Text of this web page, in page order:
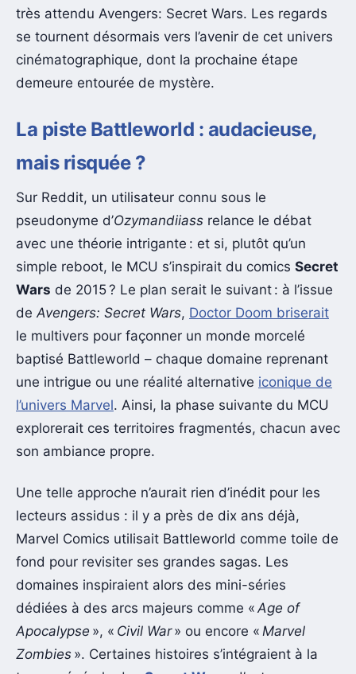
très attendu Avengers: Secret Wars. Les regards
se tournent désormais vers l’avenir de cet univers
cinématographique, dont la prochaine étape
demeure entourée de mystère.
La piste Battleworld : audacieuse,
mais risquée ?
Sur Reddit, un utilisateur connu sous le
pseudonyme d’Ozymandiiass relance le débat
avec une théorie intrigante : et si, plutôt qu’un
simple reboot, le MCU s’inspirait du comics Secret
Wars de 2015 ? Le plan serait le suivant : à l’issue
deAvengers: Secret Wars, Doctor Doom briserait
le multivers pour façonner un monde morcelé
baptisé Battleworld – chaque domaine reprenant
une intrigue ou une réalité alternative iconique de
l’univers Marvel. Ainsi, la phase suivante du MCU
explorerait ces territoires fragmentés, chacun avec
son ambiance propre.
Une telle approche n’aurait rien d’inédit pour les
lecteurs assidus : il y a près de dix ans déjà,
Marvel Comics utilisait Battleworld comme toile de
fond pour revisiter ses grandes sagas. Les
domaines inspiraient alors des mini-séries
dédiées à des arcs majeurs comme « Age of
Apocalypse », « Civil War» ou encore « Marvel
Zombies ». Certaines histoires s’intégraient à la